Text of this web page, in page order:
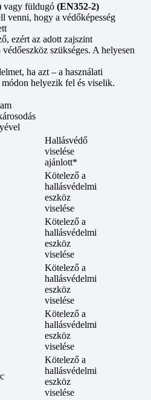
vagy füldugó (EN352-2)
venni, hogy a védőképesség
ezért az adott zajszint
szükséges. A helyesen
ha azt – a használati
helyezik fel és viselik.
Hallásvédő
viselése
ajánlott*
Kötelező a
hallásvédelmi
eszköz
viselése
Kötelező a
hallásvédelmi
eszköz
viselése
Kötelező a
hallásvédelmi
eszköz
viselése
Kötelező a
hallásvédelmi
eszköz
viselése
Kötelező a
hallásvédelmi
eszköz
viselése